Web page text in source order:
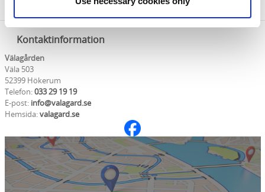
Kontaktinformation
Välagården
Väla 503
52399 Hökerum
Telefon:033 29 19 19
E-post: info@valagard.se
Hemsida:valagard.se